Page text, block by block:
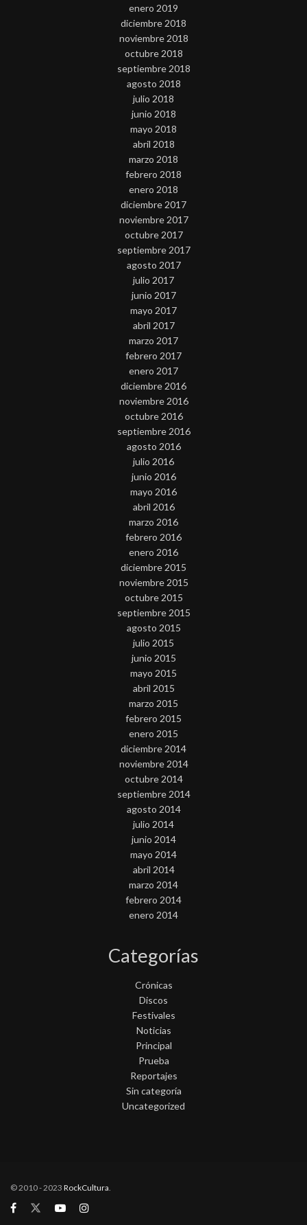
enero 2019
diciembre 2018
noviembre 2018
octubre 2018
septiembre 2018
agosto 2018
julio 2018
junio 2018
mayo 2018
abril 2018
marzo 2018
febrero 2018
enero 2018
diciembre 2017
noviembre 2017
octubre 2017
septiembre 2017
agosto 2017
julio 2017
junio 2017
mayo 2017
abril 2017
marzo 2017
febrero 2017
enero 2017
diciembre 2016
noviembre 2016
octubre 2016
septiembre 2016
agosto 2016
julio 2016
junio 2016
mayo 2016
abril 2016
marzo 2016
febrero 2016
enero 2016
diciembre 2015
noviembre 2015
octubre 2015
septiembre 2015
agosto 2015
julio 2015
junio 2015
mayo 2015
abril 2015
marzo 2015
febrero 2015
enero 2015
diciembre 2014
noviembre 2014
octubre 2014
septiembre 2014
agosto 2014
julio 2014
junio 2014
mayo 2014
abril 2014
marzo 2014
febrero 2014
enero 2014
Categorías
Crónicas
Discos
Festivales
Noticias
Principal
Prueba
Reportajes
Sin categoría
Uncategorized
© 2010 - 2023 RockCultura.